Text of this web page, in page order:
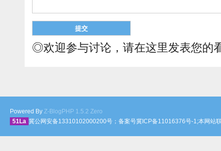
◎欢迎参与讨论，请在这里发表您的
Powered By Z-BlogPHP 1.5.2 Zero
51La 冀公网安备13310102000200号；备案号冀ICP备11016376号-1;本网站